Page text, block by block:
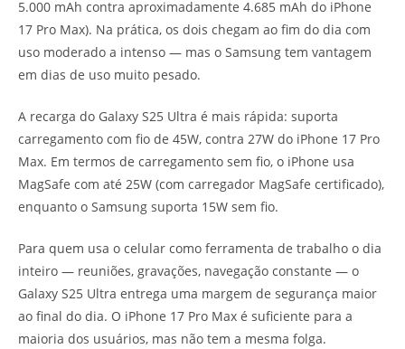
5.000 mAh contra aproximadamente 4.685 mAh do iPhone
17 Pro Max). Na prática, os dois chegam ao fim do dia com
uso moderado a intenso — mas o Samsung tem vantagem
em dias de uso muito pesado.
A recarga do Galaxy S25 Ultra é mais rápida: suporta
carregamento com fio de 45W, contra 27W do iPhone 17 Pro
Max. Em termos de carregamento sem fio, o iPhone usa
MagSafe com até 25W (com carregador MagSafe certificado),
enquanto o Samsung suporta 15W sem fio.
Para quem usa o celular como ferramenta de trabalho o dia
inteiro — reuniões, gravações, navegação constante — o
Galaxy S25 Ultra entrega uma margem de segurança maior
ao final do dia. O iPhone 17 Pro Max é suficiente para a
maioria dos usuários, mas não tem a mesma folga.